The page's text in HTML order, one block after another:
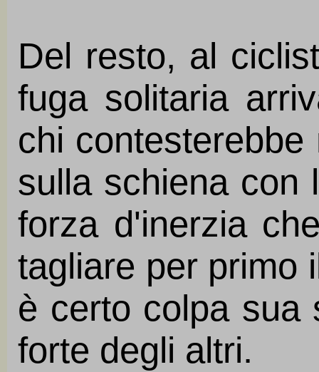
Del resto, al
fuga solitaria
chi
sulla schiena con
forza d'inerzia
tagliare per primo
è certo colpa sua
forte degli altri.